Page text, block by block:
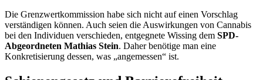
Die Grenzwertkommission habe sich nicht auf einen Vorschlag
verständigen können. Auch seien die Auswirkungen von Cannabis
bei den Individuen verschieden, entgegnete Wissing dem SPD-
Abgeordneten Mathias Stein. Daher benötige man eine
Konkretisierung dessen, was „angemessen“ ist.